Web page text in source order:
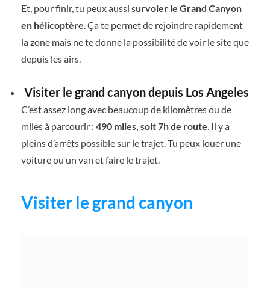
Et, pour finir, tu peux aussi survoler le Grand Canyon
en hélicoptère. Ça te permet de rejoindre rapidement
la zone mais ne te donne la possibilité de voir le site que
depuis les airs.
Visiter le grand canyon depuis Los Angeles
C’est assez long avec beaucoup de kilomètres ou de
miles à parcourir : 490 miles, soit 7h de route. Il y a
pleins d’arrêts possible sur le trajet. Tu peux louer une
voiture ou un van et faire le trajet.
Visiter le grand canyon